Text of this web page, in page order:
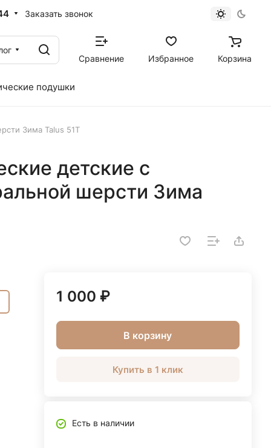
Заказать звонок
Сравнение
Избранное Корзина
подушки
Зима Talus 51Т
детские с
шерсти Зима
1 000 ₽
В корзину
Купить в 1 клик
Есть в наличии